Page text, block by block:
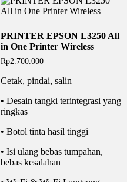
PRINTER EPSON L3250 All
in One Printer Wireless
Rp2.700.000
Cetak, pindai, salin
• Desain tangki terintegrasi yang
ringkas
• Botol tinta hasil tinggi
• Isi ulang bebas tumpahan,
bebas kesalahan